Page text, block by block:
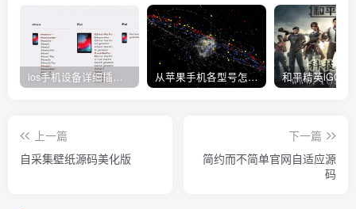
ios手机设备详细插件平刷教程 从苹果手机各型号怎么越狱到怎么开科技完整教程
上一篇
自采集壁纸源码美化版
下一篇
简约而不简单官网自适应源
码